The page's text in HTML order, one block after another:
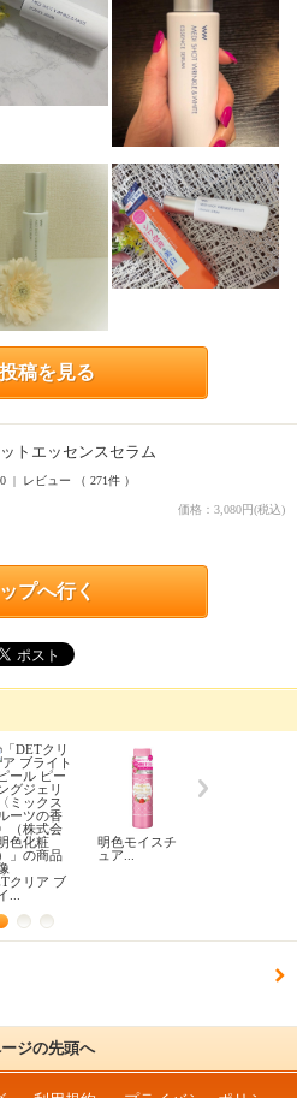
稿を見る
トエッセンスセラム
| レビュー （ 271件 ）
価格：3,080円(税込)
プへ行く
クリア ブ
...
明色モイスチ
ュア...
ジの先頭へ